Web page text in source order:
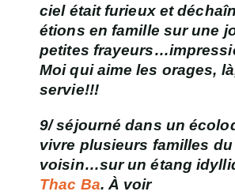
ciel était furieux et
étions en famille sur une
petites
Moi qui aime les orages,
servie!!!
9/ séjourné dans un
vivre plusieurs familles
voisin…sur un étang
Thac Ba. À voir